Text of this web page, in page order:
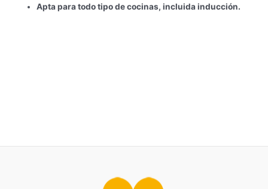
Apta para todo tipo de cocinas, incluida inducción.